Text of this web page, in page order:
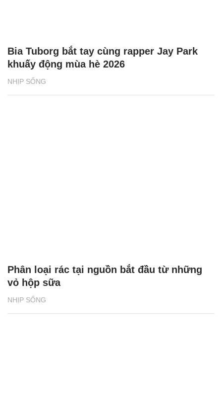
NHỊP SỐNG
Bia Tuborg bắt tay cùng rapper Jay Park
khuấy động mùa hè 2026
NHỊP SỐNG
Phân loại rác tại nguồn bắt đầu từ những
vỏ hộp sữa